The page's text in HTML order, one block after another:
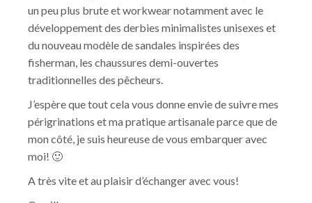
un peu plus brute et workwear notamment avec le
développement des derbies minimalistes unisexes et
du nouveau modèle de sandales inspirées des
fisherman, les chaussures demi-ouvertes
traditionnelles des pêcheurs.
J’espère que tout cela vous donne envie de suivre mes
périgrinations et ma pratique artisanale parce que de
mon côté, je suis heureuse de vous embarquer avec
moi! 🙂
A très vite et au plaisir d’échanger avec vous!